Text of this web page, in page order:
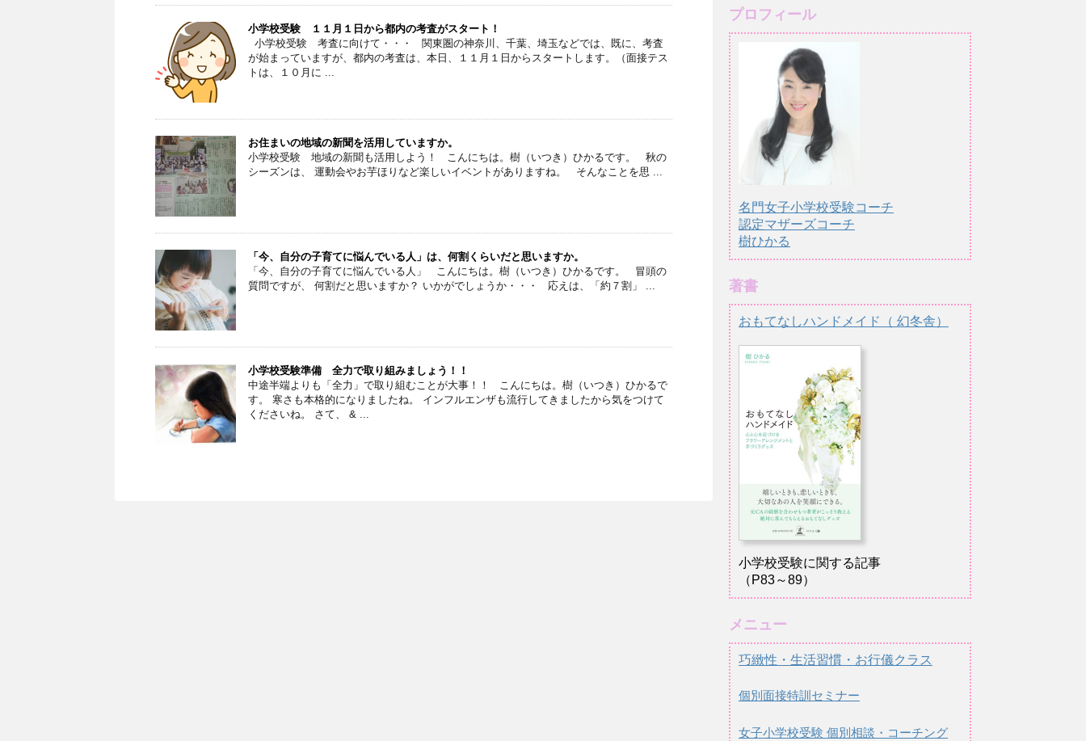
小学校受験 １１月１日から都内の考査がスタート！
小学校受験 考査に向けて・・・ 関東圏の神奈川、千葉、埼玉などでは、既に、考査
が始まっていますが、都内の考査は、本日、１１月１日からスタートします。（面接テス
トは、１０月に ...
お住まいの地域の新聞を活用していますか。
小学校受験 地域の新聞も活用しよう！ こんにちは。樹（いつき）ひかるです。 秋の
シーズンは、 運動会やお芋ほりなど楽しいイベントがありますね。 そんなことを思 ...
「今、自分の子育てに悩んでいる人」は、何割くらいだと思いますか。
「今、自分の子育てに悩んでいる人」 こんにちは。樹（いつき）ひかるです。 冒頭の
質問ですが、 何割だと思いますか？ いかがでしょうか・・・ 応えは、「約７割」 ...
小学校受験準備 全力で取り組みましょう！！
中途半端よりも「全力」で取り組むことが大事！！ こんにちは。樹（いつき）ひかるで
す。 寒さも本格的になりましたね。 インフルエンザも流行してきましたから気をつけて
くださいね。 さて、 & ...
プロフィール
名門女子小学校受験コーチ
認定マザーズコーチ
樹ひかる
著書
おもてなしハンドメイド（ 幻冬舎）
小学校受験に関する記事
（P83～89）
メニュー
巧緻性・生活習慣・お行儀クラス
個別面接特訓セミナー
女子小学校受験 個別相談・コーチング